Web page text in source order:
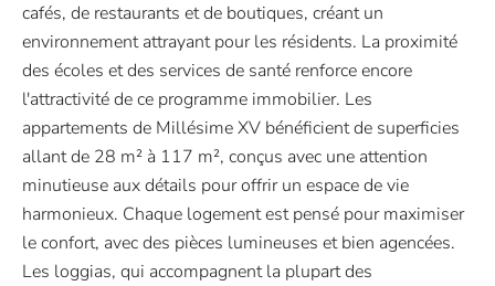
cafés, de restaurants et de boutiques, créant un
environnement attrayant pour les résidents. La proximité
des écoles et des services de santé renforce encore
l'attractivité de ce programme immobilier. Les
appartements de Millésime XV bénéficient de superficies
allant de 28 m² à 117 m², conçus avec une attention
minutieuse aux détails pour offrir un espace de vie
harmonieux. Chaque logement est pensé pour maximiser
le confort, avec des pièces lumineuses et bien agencées.
Les loggias, qui accompagnent la plupart des